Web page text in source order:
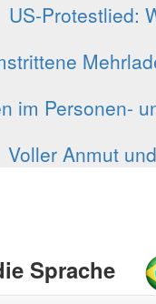
US-Protestlied:
im Personen-
Voller Anmut
Sprache